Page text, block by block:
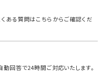
ある質問はこちらからご確認くだ
動回答で24時間ご対応いたします。